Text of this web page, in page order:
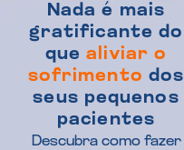
Nada é mais
gratificante do
quealiviar o
sofrimento dos
seus pequenos
pacientes
Descubra como fazer